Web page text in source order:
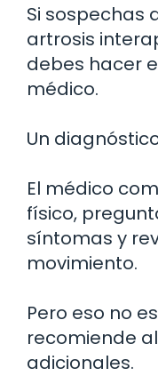
Si sospechas
artrosis
debes hacer
médico.
Un
El médico
físico,
síntomas y
movimiento.
Pero eso no
recomiende
adicionales.